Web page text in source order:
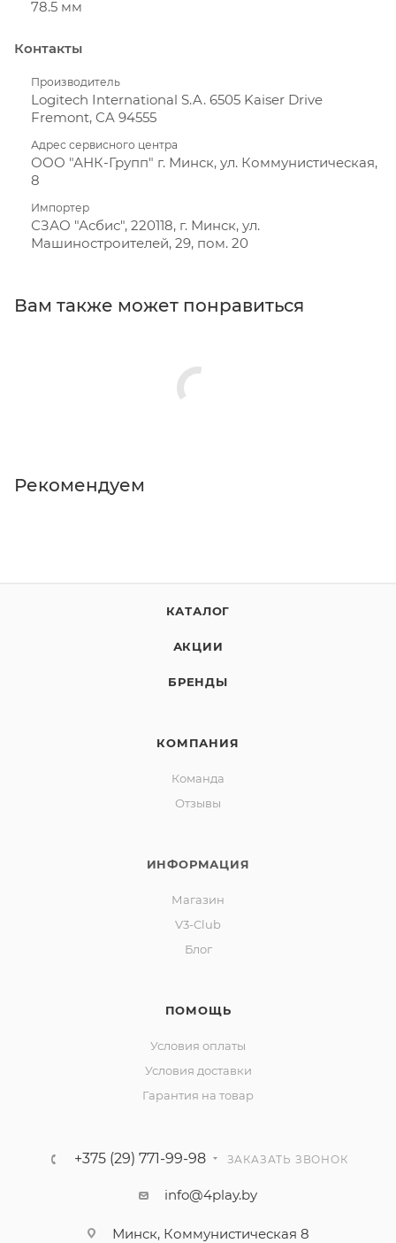
78.5 мм
Контакты
Производитель
Logitech International S.A. 6505 Kaiser Drive
Fremont, CA 94555
Адрес сервисного центра
ООО "АНК-Групп" г. Минск, ул. Коммунистическая,
8
Импортер
СЗАО "Асбис", 220118, г. Минск, ул.
Машиностроителей, 29, пом. 20
Вам также может понравиться
Рекомендуем
КАТАЛОГ
АКЦИИ
БРЕНДЫ
КОМПАНИЯ
Команда
Отзывы
ИНФОРМАЦИЯ
Магазин
V3-Club
Блог
ПОМОЩЬ
Условия оплаты
Условия доставки
Гарантия на товар
+375 (29) 771-99-98 ЗАКАЗАТЬ ЗВОНОК
info@4play.by
Минск, Коммунистическая 8